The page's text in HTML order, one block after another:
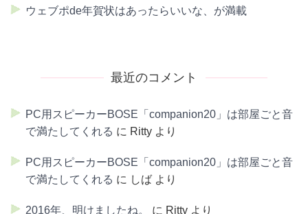
ウェブポde年賀状はあったらいいな、が満載
最近のコメント
PC用スピーカーBOSE「companion20」は部屋ごと音
で満たしてくれる に Ritty より
PC用スピーカーBOSE「companion20」は部屋ごと音
で満たしてくれる に しば より
2016年、明けましたね。 に Ritty より